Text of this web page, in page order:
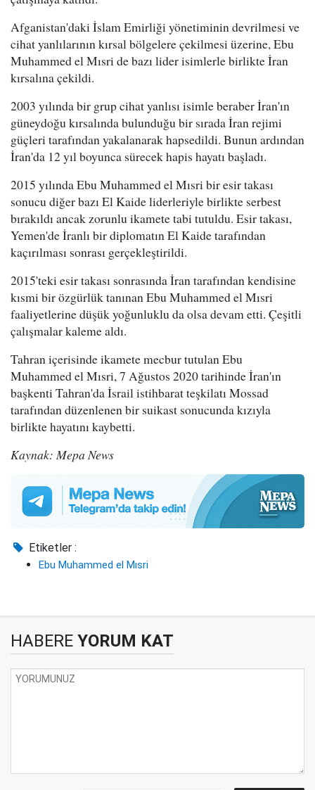
Afganistan'daki İslam Emirliği yönetiminin devrilmesi ve
cihat yanlılarının kırsal bölgelere çekilmesi üzerine, Ebu
Muhammed el Mısri de bazı lider isimlerle birlikte İran
kırsalına çekildi.
2003 yılında bir grup cihat yanlısı isimle beraber İran'ın
güneydoğu kırsalında bulunduğu bir sırada İran rejimi
güçleri tarafından yakalanarak hapsedildi. Bunun ardından
İran'da 12 yıl boyunca sürecek hapis hayatı başladı.
2015 yılında Ebu Muhammed el Mısri bir esir takası
sonucu diğer bazı El Kaide liderleriyle birlikte serbest
bırakıldı ancak zorunlu ikamete tabi tutuldu. Esir takası,
Yemen'de İranlı bir diplomatın El Kaide tarafından
kaçırılması sonrası gerçekleştirildi.
2015'teki esir takası sonrasında İran tarafından kendisine
kısmi bir özgürlük tanınan Ebu Muhammed el Mısri
faaliyetlerine düşük yoğunluklu da olsa devam etti. Çeşitli
çalışmalar kaleme aldı.
Tahran içerisinde ikamete mecbur tutulan Ebu
Muhammed el Mısri, 7 Ağustos 2020 tarihinde İran'ın
başkenti Tahran'da İsrail istihbarat teşkilatı Mossad
tarafından düzenlenen bir suikast sonucunda kızıyla
birlikte hayatını kaybetti.
Kaynak: Mepa News
Etiketler :
Ebu Muhammed el Mısri
HABERE YORUM KAT